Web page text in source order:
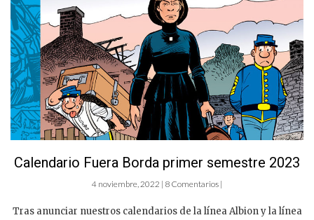
Calendario Fuera Borda primer semestre 2023
4 noviembre, 2022 | 8 Comentarios |
Tras anunciar nuestros calendarios de la línea Albion y la línea